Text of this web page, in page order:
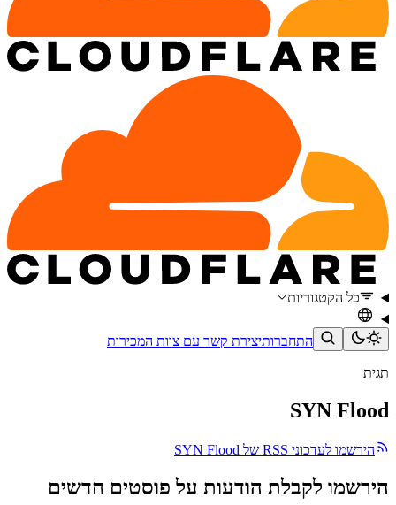
כל הקטגוריות
התחברותיצירת קשר עם צוות המכירות
תגית
SYN Flood
הירשמו לעדכוני RSS של SYN Flood
הירשמו לקבלת הודעות על פוסטים חדשים